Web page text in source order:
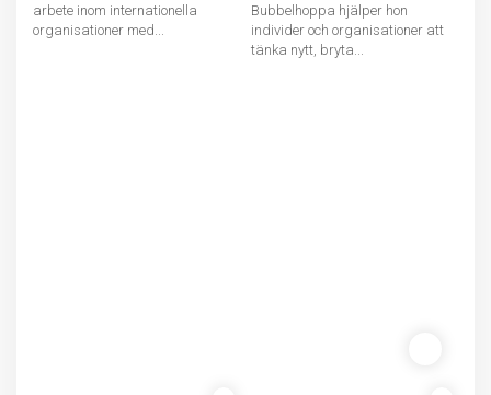
arbete inom internationella
organisationer med...
Bubbelhoppa hjälper hon
individer och organisationer att
tänka nytt, bryta...